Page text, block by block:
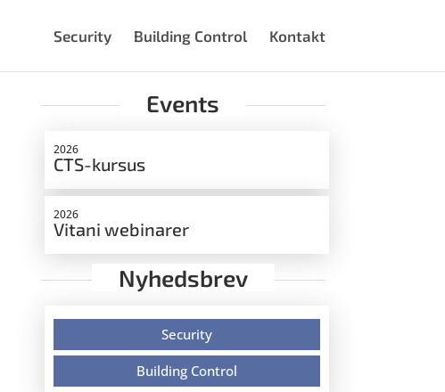
Security Building Control Kontakt
Events
2026
CTS-kursus
2026
Vitani webinarer
Nyhedsbrev
Security
Building Control